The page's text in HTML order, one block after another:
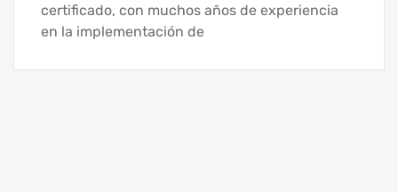
certificado, con muchos años de experiencia
en la implementación de